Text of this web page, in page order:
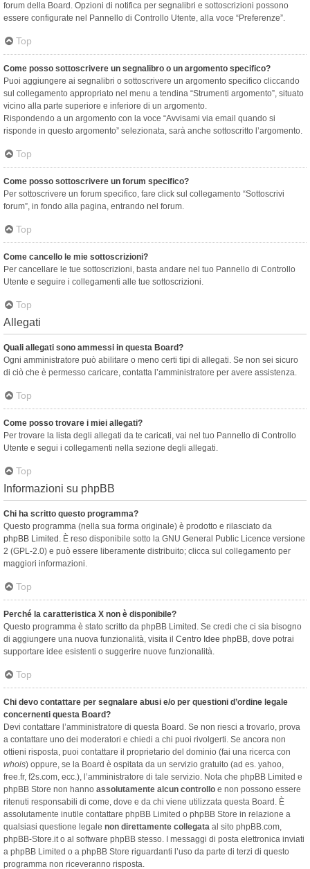
forum della Board. Opzioni di notifica per segnalibri e sottoscrizioni possono
essere configurate nel Pannello di Controllo Utente, alla voce “Preferenze”.
Top
Come posso sottoscrivere un segnalibro o un argomento specifico?
Puoi aggiungere ai segnalibri o sottoscrivere un argomento specifico cliccando
sul collegamento appropriato nel menu a tendina “Strumenti argomento”, situato
vicino alla parte superiore e inferiore di un argomento.
Rispondendo a un argomento con la voce “Avvisami via email quando si
risponde in questo argomento” selezionata, sarà anche sottoscritto l’argomento.
Top
Come posso sottoscrivere un forum specifico?
Per sottoscrivere un forum specifico, fare click sul collegamento “Sottoscrivi
forum”, in fondo alla pagina, entrando nel forum.
Top
Come cancello le mie sottoscrizioni?
Per cancellare le tue sottoscrizioni, basta andare nel tuo Pannello di Controllo
Utente e seguire i collegamenti alle tue sottoscrizioni.
Top
Allegati
Quali allegati sono ammessi in questa Board?
Ogni amministratore può abilitare o meno certi tipi di allegati. Se non sei sicuro
di ciò che è permesso caricare, contatta l’amministratore per avere assistenza.
Top
Come posso trovare i miei allegati?
Per trovare la lista degli allegati da te caricati, vai nel tuo Pannello di Controllo
Utente e segui i collegamenti nella sezione degli allegati.
Top
Informazioni su phpBB
Chi ha scritto questo programma?
Questo programma (nella sua forma originale) è prodotto e rilasciato da
phpBB Limited . È reso disponibile sotto la GNU General Public Licence versione
2 (GPL-2.0) e può essere liberamente distribuito; clicca sul collegamento per
maggiori informazioni.
Top
Perché la caratteristica X non è disponibile?
Questo programma è stato scritto da phpBB Limited. Se credi che ci sia bisogno
di aggiungere una nuova funzionalità, visita il Centro Idee phpBB, dove potrai
supportare idee esistenti o suggerire nuove funzionalità.
Top
Chi devo contattare per segnalare abusi e/o per questioni d’ordine legale
concernenti questa Board?
Devi contattare l’amministratore di questa Board. Se non riesci a trovarlo, prova
a contattare uno dei moderatori e chiedi a chi puoi rivolgerti. Se ancora non
ottieni risposta, puoi contattare il proprietario del dominio (fai una ricerca con
whois) oppure, se la Board è ospitata da un servizio gratuito (ad es. yahoo,
free.fr, f2s.com, ecc.), l’amministratore di tale servizio. Nota che phpBB Limited e
phpBB Store non hanno assolutamente alcun controllo e non possono essere
ritenuti responsabili di come, dove e da chi viene utilizzata questa Board. È
assolutamente inutile contattare phpBB Limited o phpBB Store in relazione a
qualsiasi questione legale non direttamente collegata al sito phpBB.com,
phpBB-Store.it o al software phpBB stesso. I messaggi di posta elettronica inviati
a phpBB Limited o a phpBB Store riguardanti l’uso da parte di terzi di questo
programma non riceveranno risposta.